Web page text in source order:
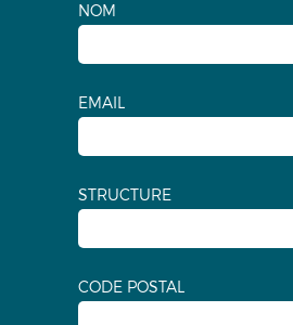
NOM
EMAIL
STRUCTURE
CODE POSTAL